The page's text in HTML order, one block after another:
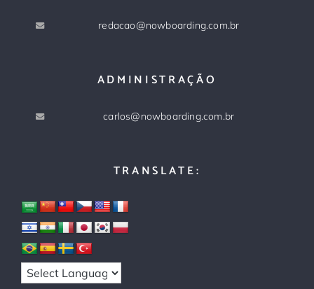
redacao@nowboarding.com.br
ADMINISTRAÇÃO
carlos@nowboarding.com.br
TRANSLATE: